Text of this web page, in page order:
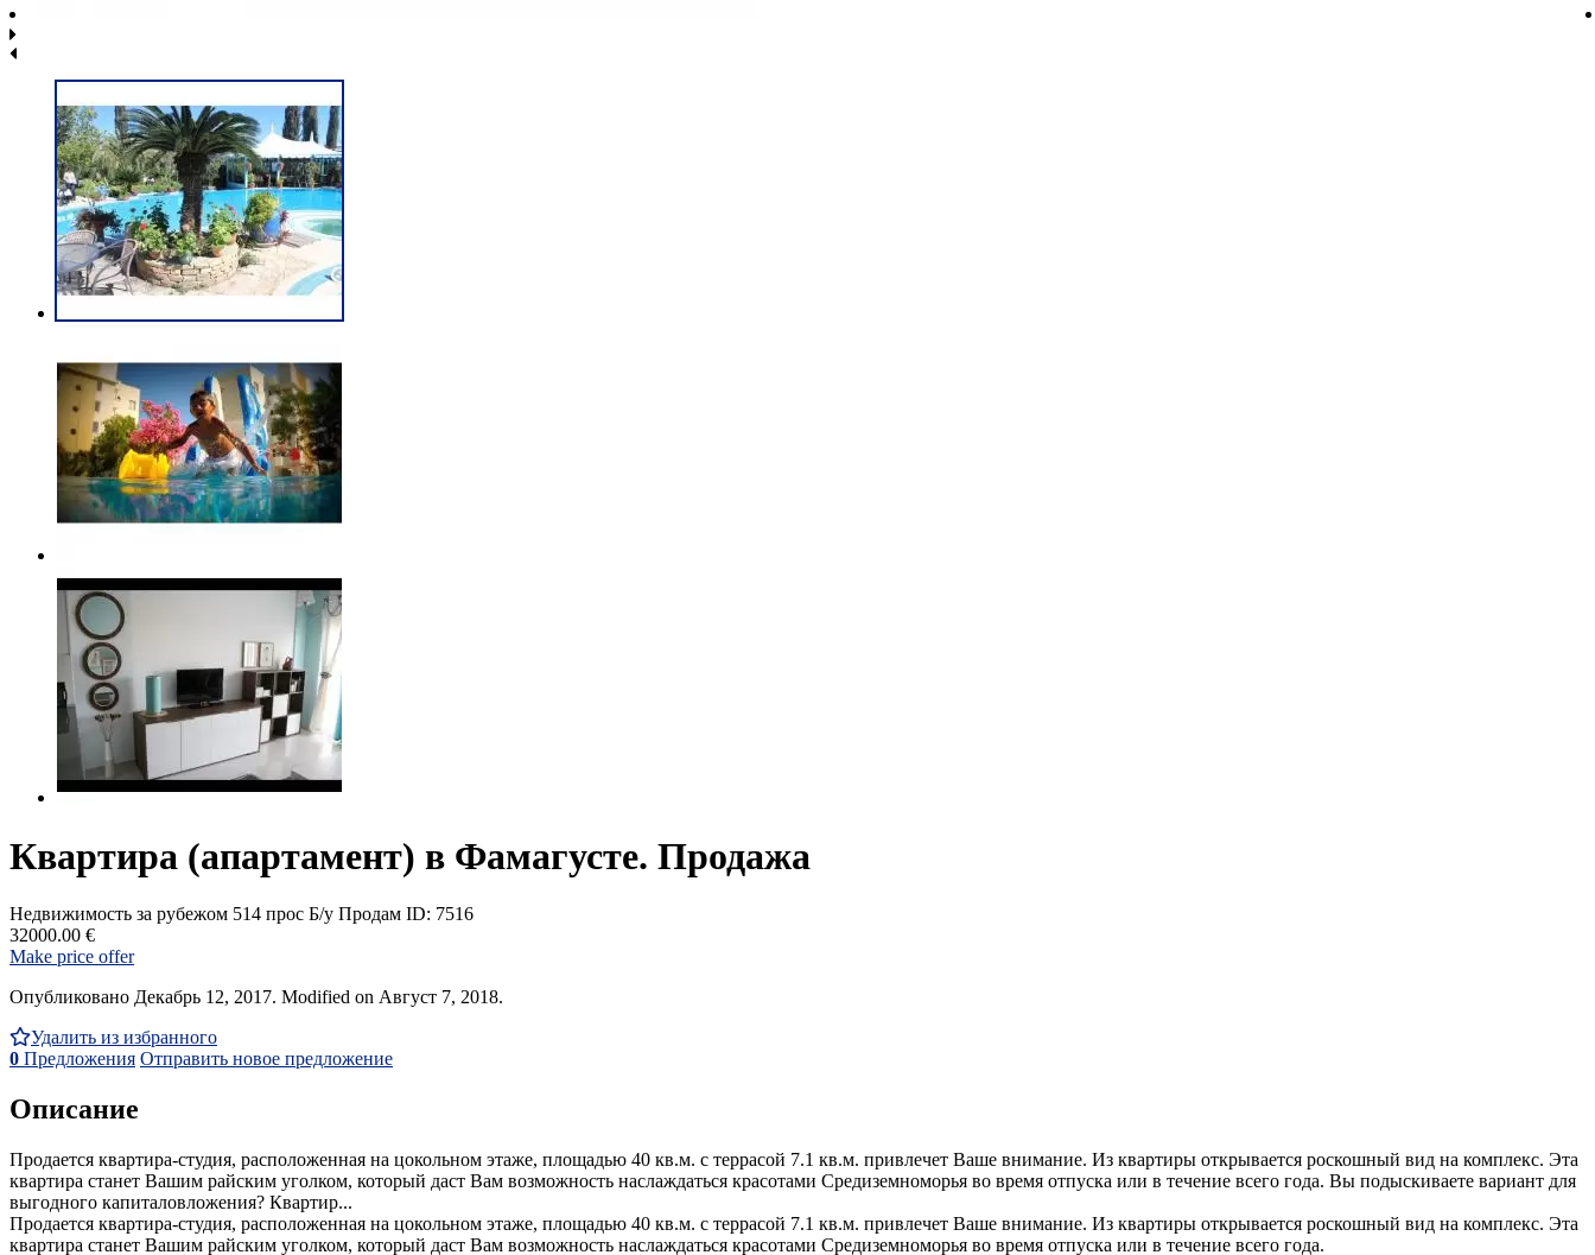
Квартира (апартамент) в Фамагусте. Продажа
Недвижимость за рубежом 514 прос Б/у Продам ID: 7516
32000.00 €
Make price offer
Опубликовано Декабрь 12, 2017. Modified on Август 7, 2018.
Удалить из избранного
0 Предложения Отправить новое предложение
Описание
Продается квартира-студия, расположенная на цокольном этаже, площадью 40 кв.м. с террасой 7.1 кв.м. привлечет Ваше внимание. Из квартиры открывается роскошный вид на комплекс. Эта
квартира станет Вашим райским уголком, который даст Вам возможность наслаждаться красотами Средиземноморья во время отпуска или в течение всего года. Вы подыскиваете вариант для
выгодного капиталовложения? Квартир...
Продается квартира-студия, расположенная на цокольном этаже, площадью 40 кв.м. с террасой 7.1 кв.м. привлечет Ваше внимание. Из квартиры открывается роскошный вид на комплекс. Эта
квартира станет Вашим райским уголком, который даст Вам возможность наслаждаться красотами Средиземноморья во время отпуска или в течение всего года.